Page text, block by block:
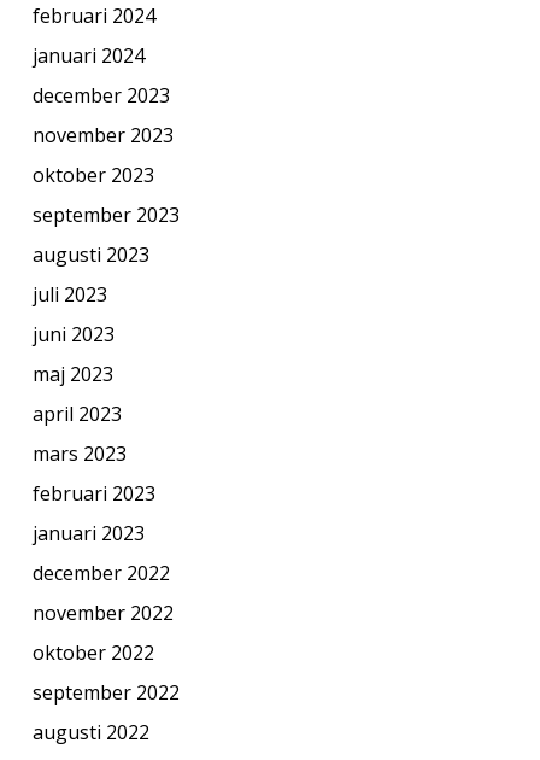
februari 2024
januari 2024
december 2023
november 2023
oktober 2023
september 2023
augusti 2023
juli 2023
juni 2023
maj 2023
april 2023
mars 2023
februari 2023
januari 2023
december 2022
november 2022
oktober 2022
september 2022
augusti 2022